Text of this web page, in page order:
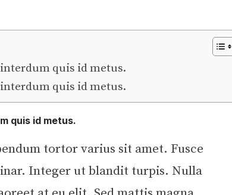
quis id metus.
quis id metus.
quis id metus.
tortor varius sit amet. Fusce
Integer ut blandit turpis. Nulla